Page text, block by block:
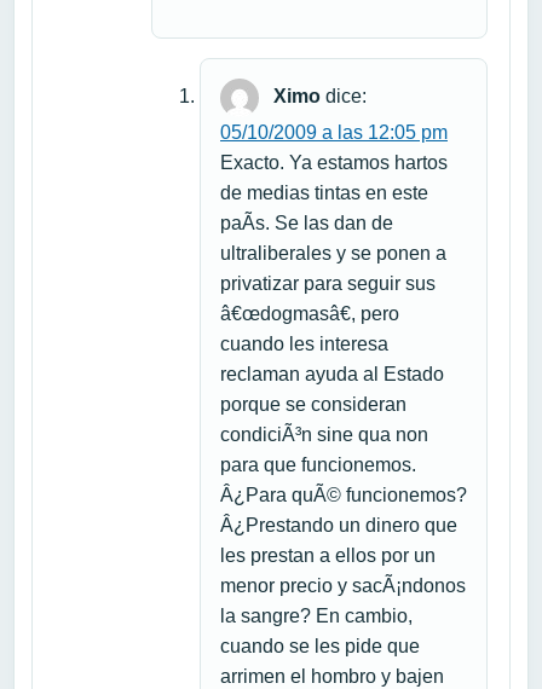
Ximo dice:
05/10/2009 a las 12:05 pm
Exacto. Ya estamos hartos
de medias tintas en este
paÃ­s. Se las dan de
ultraliberales y se ponen a
privatizar para seguir sus
â€œdogmasâ€, pero
cuando les interesa
reclaman ayuda al Estado
porque se consideran
condiciÃ³n sine qua non
para que funcionemos.
Â¿Para quÃ© funcionemos?
Â¿Prestando un dinero que
les prestan a ellos por un
menor precio y sacÃ¡ndonos
la sangre? En cambio,
cuando se les pide que
arrimen el hombro y bajen